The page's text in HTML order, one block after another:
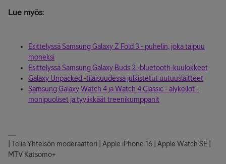
Lue myös:
Esittelyssä Samsung Galaxy Z Fold 3 - puhelin, joka taipuu
moneksi
Esittelyssä Samsung Galaxy Buds 2 -bluetooth-kuulokkeet
Galaxy Unpacked -tilaisuudessa julkistetut uutuuslaitteet
Samsung Galaxy Watch 4 ja Watch 4 Classic - älykellot -
monipuoliset ja tyylikkäät treenikumppanit
| Telia Yhteisön moderaattori | Apple iPhone 16 | Apple Watch SE |
MTV Katsomo+